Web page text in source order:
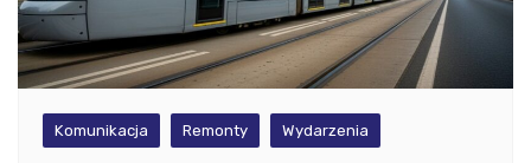
Komunikacja Remonty Wydarzenia